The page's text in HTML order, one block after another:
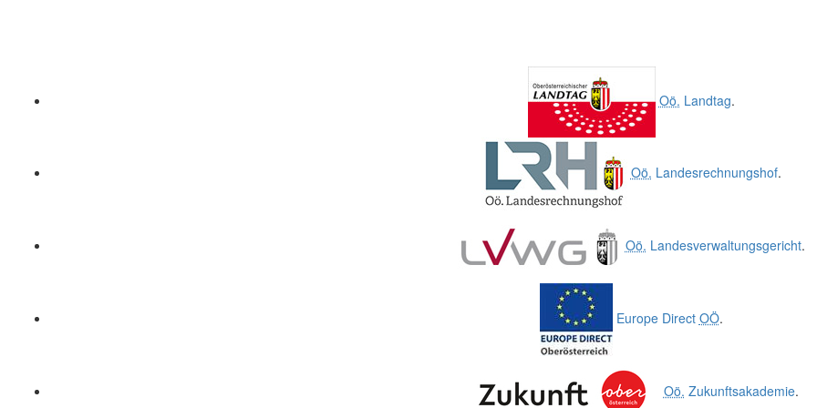
Oö. Landtag.
Oö. Landesrechnungshof.
Oö. Landesverwaltungsgericht.
Europe Direct OÖ.
Oö. Zukunftsakademie.